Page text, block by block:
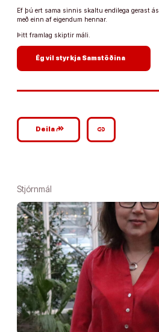
Ef þú ert sama sinnis skaltu endilega gerast
með einn af eigendum hennar.
Þitt framlag skiptir máli.
Ég vil styrkja Samstöðina
Deilagoogle_plus_reshare link
Stjórnmál